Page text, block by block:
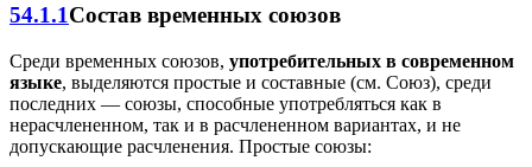
54.1.1Состав временных союзов
Среди временных союзов, употребительных в современном
языке, выделяются простые и составные (см. Союз), среди
последних — союзы, способные употребляться как в
нерасчлененном, так и в расчлененном вариантах, и не
допускающие расчленения. Простые союзы: